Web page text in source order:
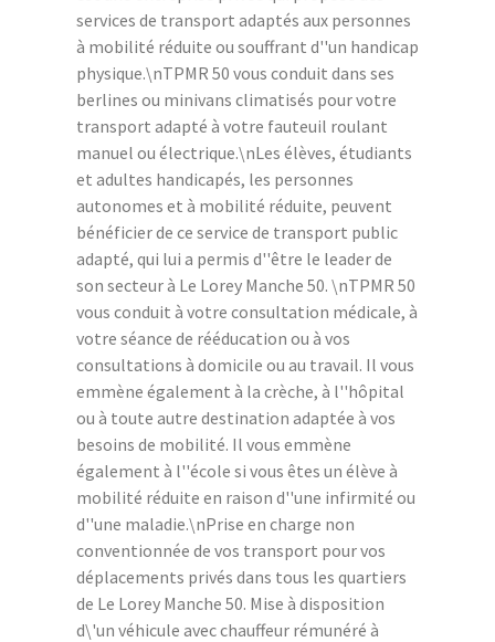
services de transport adaptés aux personnes
à mobilité réduite ou souffrant d''un handicap
physique.\nTPMR 50 vous conduit dans ses
berlines ou minivans climatisés pour votre
transport adapté à votre fauteuil roulant
manuel ou électrique.\nLes élèves, étudiants
et adultes handicapés, les personnes
autonomes et à mobilité réduite, peuvent
bénéficier de ce service de transport public
adapté, qui lui a permis d''être le leader de
son secteur à Le Lorey Manche 50. \nTPMR 50
vous conduit à votre consultation médicale, à
votre séance de rééducation ou à vos
consultations à domicile ou au travail. Il vous
emmène également à la crèche, à l''hôpital
ou à toute autre destination adaptée à vos
besoins de mobilité. Il vous emmène
également à l''école si vous êtes un élève à
mobilité réduite en raison d''une infirmité ou
d''une maladie.\nPrise en charge non
conventionnée de vos transport pour vos
déplacements privés dans tous les quartiers
de Le Lorey Manche 50. Mise à disposition
d\'un véhicule avec chauffeur rémunéré à